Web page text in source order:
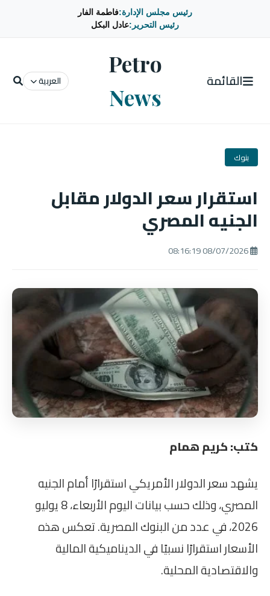
رئيس مجلس الإدارة:فاطمة الفار
رئيس التحرير:عادل البكل
القائمة
Petro
News
العربية
بنوك
استقرار سعر الدولار مقابل
الجنيه المصري
كتب: كريم همام
يشهد سعر الدولار الأمريكي استقرارًا أمام الجنيه
المصري، وذلك حسب بيانات اليوم الأربعاء، 8 يوليو
2026، في عدد من البنوك المصرية. تعكس هذه
الأسعار استقرارًا نسبيًا في الديناميكية المالية
والاقتصادية المحلية.